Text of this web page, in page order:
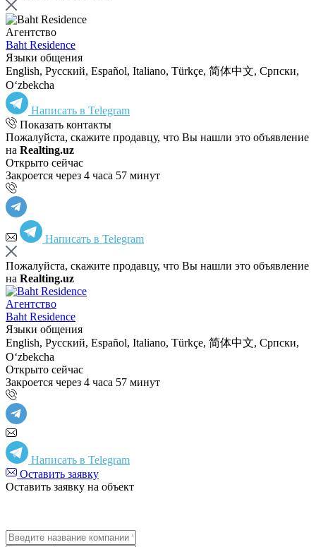
Агентство
Baht Residence
Языки общения
English, Русский, Español, Italiano, Türkçe, 简体中文, Српски,
Oʻzbekcha
Написать в Telegram
Показать контакты
Пожалуйста, скажите продавцу, что Вы нашли это объявление
на Realting.uz
Открыто сейчас
Закроется через 4 часа 57 минут
Написать в Telegram
Пожалуйста, скажите продавцу, что Вы нашли это объявление
на Realting.uz
Агентство
Baht Residence
Языки общения
English, Русский, Español, Italiano, Türkçe, 简体中文, Српски,
Oʻzbekcha
Открыто сейчас
Закроется через 4 часа 57 минут
Написать в Telegram
Оставить заявку
Оставить заявку на объект